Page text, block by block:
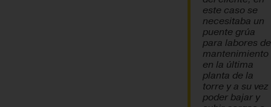
este caso se
necesitaba un
puente grúa
para labores de
mantenimiento
en la última
planta de la
torre y a su vez
poder bajar y